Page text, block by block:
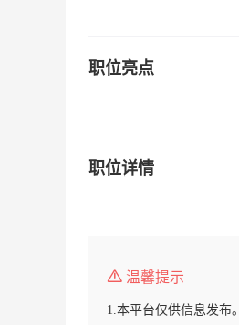
职位亮点
职位详情
温馨提示
1.本平台仅供信息发布。